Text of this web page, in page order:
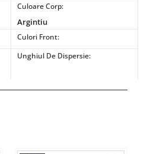
Culoare Corp:
Argintiu
Culori Front:
Unghiul De Dispersie: